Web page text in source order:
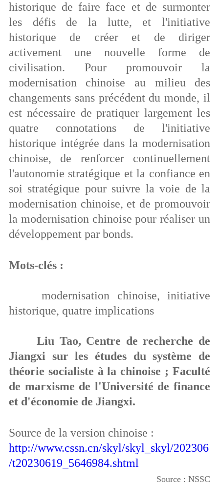
historique de faire face et de surmonter
les défis de la lutte, et l'initiative
historique de créer et de diriger
activement une nouvelle forme de
civilisation. Pour promouvoir la
modernisation chinoise au milieu des
changements sans précédent du monde, il
est nécessaire de pratiquer largement les
quatre connotations de l'initiative
historique intégrée dans la modernisation
chinoise, de renforcer continuellement
l'autonomie stratégique et la confiance en
soi stratégique pour suivre la voie de la
modernisation chinoise, et de promouvoir
la modernisation chinoise pour réaliser un
développement par bonds.
Mots-clés :
modernisation chinoise, initiative
historique, quatre implications
Liu Tao, Centre de recherche de
Jiangxi sur les études du système de
théorie socialiste à la chinoise ; Faculté
de marxisme de l'Université de finance
et d'économie de Jiangxi.
Source de la version chinoise :
http://www.cssn.cn/skyl/skyl_skyl/202306
/t20230619_5646984.shtml
Source : NSSC